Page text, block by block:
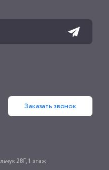
Заказать звонок
28Г, 1 этаж